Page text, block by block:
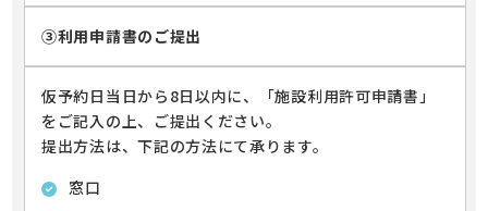
③利用申請書のご提出
仮予約日当日から8日以内に、「施設利用許可申請書」
をご記入の上、ご提出ください。
提出方法は、下記の方法にて承ります。
窓口